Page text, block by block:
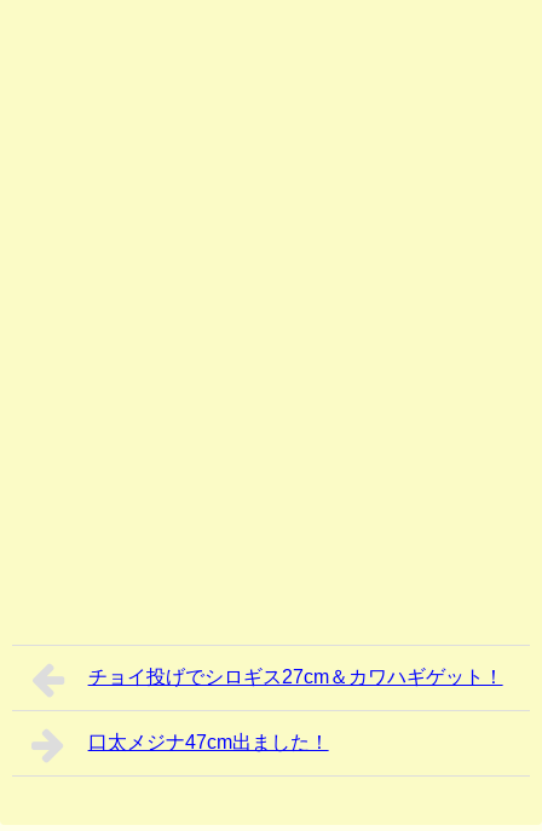
チョイ投げでシロギス27cm＆カワハギゲット！
口太メジナ47cm出ました！